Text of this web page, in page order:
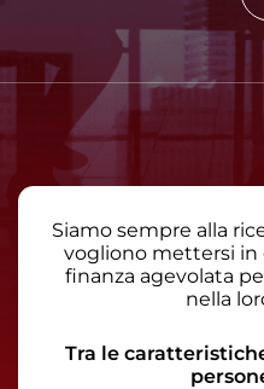
Siamo sempre alla
vogliono mettersi in
finanza agevolata
nella
Tra le